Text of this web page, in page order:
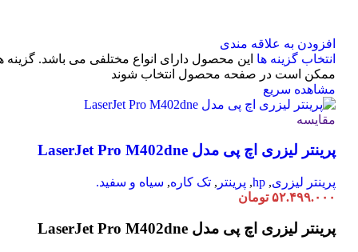
افزودن به علاقه مندی
انتخاب گزینه ها این محصول دارای انواع مختلفی می باشد. گزینه
ممکن است در صفحه محصول انتخاب شوند
مشاهده سریع
مقایسه
پرینتر لیزری اچ پی مدل LaserJet Pro M402dne
پرینتر لیزری,
hp
, پرینتر , تک کاره, سیاه و سفید.
۵۲.۴۹۹.۰۰۰ تومان
پرینتر لیزری اچ پی مدل LaserJet Pro M402dne